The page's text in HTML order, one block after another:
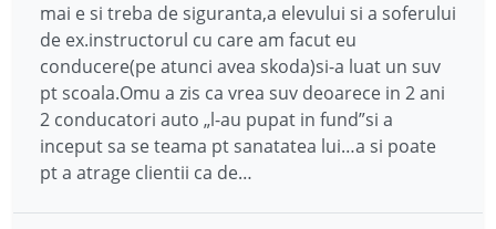
mai e si treba de siguranta,a elevului si a soferului
de ex.instructorul cu care am facut eu
conducere(pe atunci avea skoda)si-a luat un suv
pt scoala.Omu a zis ca vrea suv deoarece in 2 ani
2 conducatori auto „l-au pupat in fund”si a
inceput sa se teama pt sanatatea lui…a si poate
pt a atrage clientii ca de…